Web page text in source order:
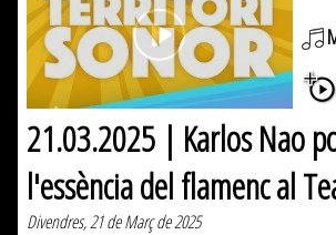
21.03.2025 | Karlos Nao
l'essència del flamenc al
Divendres, 21 de Març de 2025